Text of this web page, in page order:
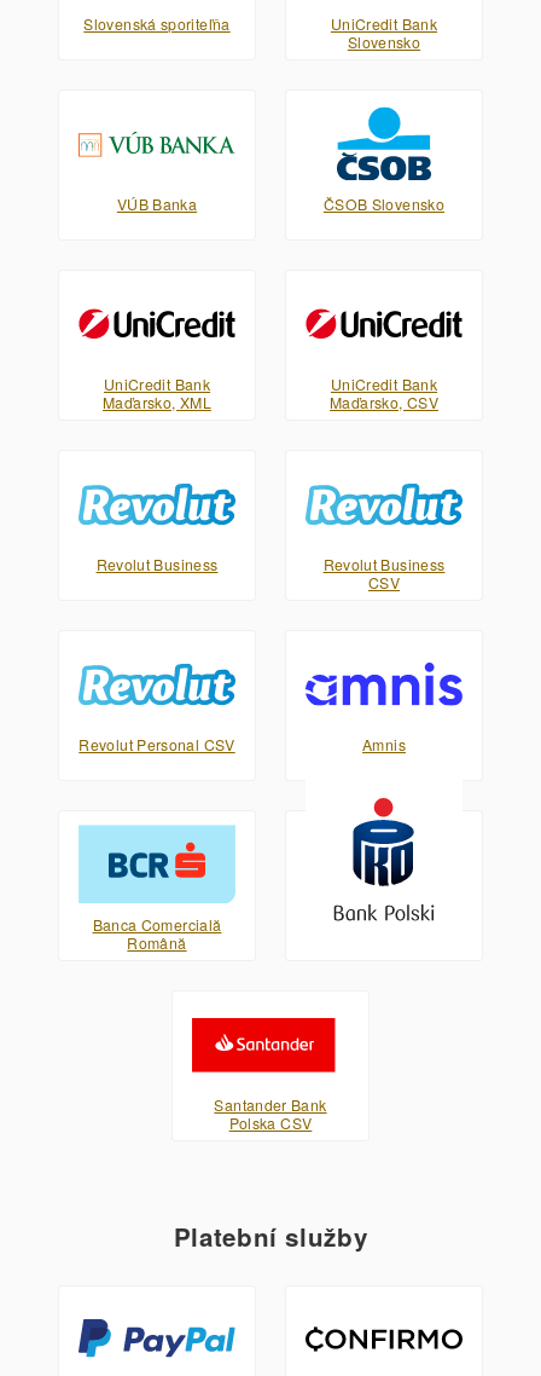
Slovenská sporiteľňa
UniCredit Bank
Slovensko
VÚB Banka ČSOB Slovensko
UniCredit Bank
Maďarsko, XML
UniCredit Bank
Maďarsko, CSV
Revolut Business
Revolut Business
CSV
Revolut Personal CSV Amnis
Banca Comercială
Română
PKO Bank Polski XML
Santander Bank
Polska CSV
Platební služby